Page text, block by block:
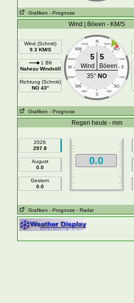
Grafiken - Prognose
Wind | Böeen - KM/S
Wind (Schnitt)
9.3 KM/S
1 Bft
Nahezu Windstill
Richtung (Schnitt)
NO 43°
N
NNW NNO
NW NO
WNW ONO
W E
WSW OSO
SW SO
SSW SSO
S
5 5
Wind
Böeen
35° NO
Grafiken - Prognose
Regen heute - mm
2026
297.8
August
0.0
Gestern
0.0
0.0
Grafiken - Prognose - Radar